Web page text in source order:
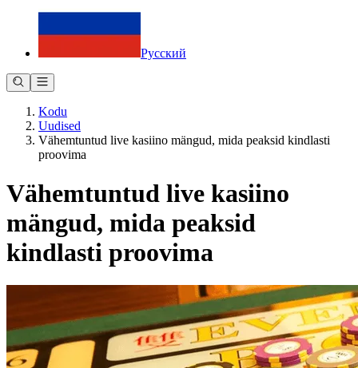
Русский
Kodu
Uudised
Vähemtuntud live kasiino mängud, mida peaksid kindlasti
proovima
Vähemtuntud live kasiino
mängud, mida peaksid
kindlasti proovima